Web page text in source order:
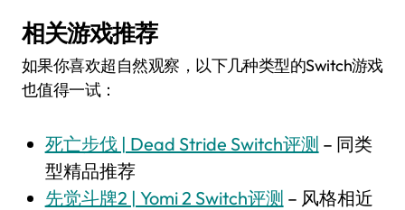
相关游戏推荐
如果你喜欢超自然观察，以下几种类型的Switch游戏
也值得一试：
死亡步伐 | Dead Stride Switch评测 – 同类
型精品推荐
先觉斗牌2 | Yomi 2 Switch评测 – 风格相近